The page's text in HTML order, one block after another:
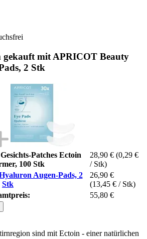
gekauft mit APRICOT Beauty
2 Stk
Patches Ectoin
100 Stk
28,90 € (0,29 €
/ Stk)
Augen‑Pads, 2
Stk
26,90 €
(13,45 € / Stk)
55,80 €
sind mit Ectoin - einer natürlichen